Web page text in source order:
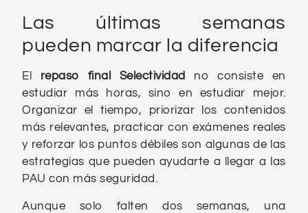
Las últimas semanas
pueden marcar la diferencia
El repaso final Selectividad
no consiste en
estudiar más horas, sino en estudiar mejor.
Organizar el tiempo, priorizar los contenidos
más relevantes, practicar con exámenes reales
y reforzar los puntos débiles son algunas de las
estrategias que pueden ayudarte a llegar a las
PAU con más seguridad.
Aunque solo falten dos semanas, una